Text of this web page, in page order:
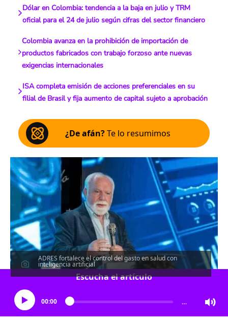
Dólar en Colombia: tendencia a la baja en julio y TRM
oficial para el 24 de julio según cifras del sector financiero
Colombia avanza en la prohibición de importación de
productos fabricados con trabajo forzoso ante nuevas
exigencias internacionales
ISA completa emisión de acciones preferenciales en su
filial de Brasil y fija aumento de capital sujeto a aprobación
¿De afán?Te lo resumimos
ADRES fortalece el control del gasto en salud con
inteligencia artificial
Escucha el artículo
00:00 …